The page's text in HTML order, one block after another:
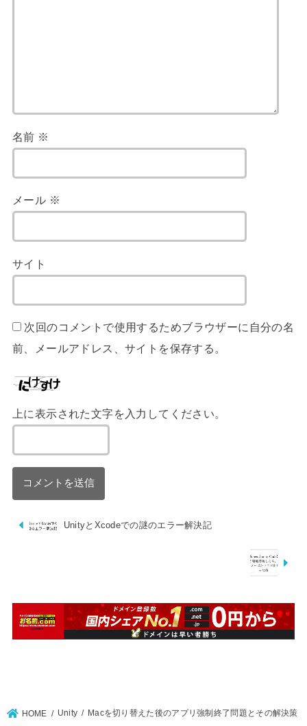
名前 ※
メール ※
サイト
次回のコメントで使用するためブラウザーに自分の名
前、メールアドレス、サイトを保存する。
上に表示された文字を入力してください。
UnityとXcodeでの謎のエラー解決記
HOME Unity Macを切り替えた後のアプリ強制終了問題とその解決策